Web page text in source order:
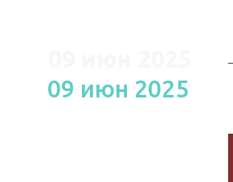
09 июн 2025